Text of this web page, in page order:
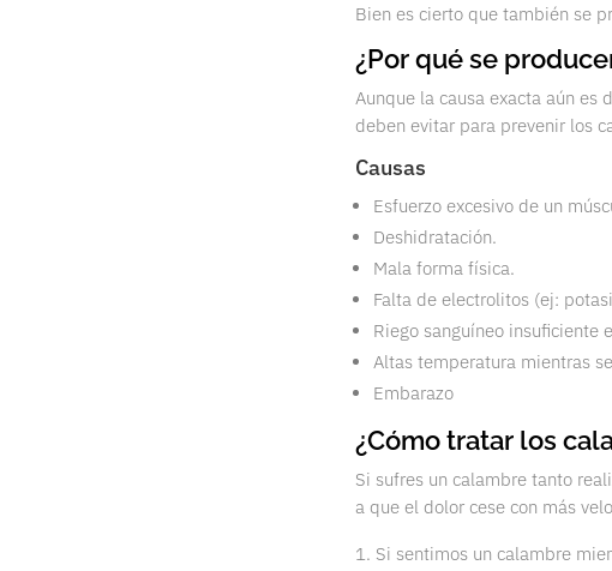
Bien es cierto que también se
¿Por qué se
Aunque la causa exacta aún es
deben evitar para prevenir los
Causas
Esfuerzo excesivo de un
Deshidratación.
Mala forma física.
Falta de electrolitos (ej:
Riego sanguíneo insuficiente
Altas temperatura mientras
Embarazo
¿Cómo tratar los
Si sufres un calambre tanto
a que el dolor cese con más
Si sentimos un calambre